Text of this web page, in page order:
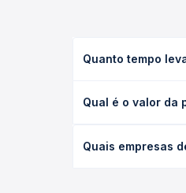
Quanto tempo
as condições de
Qual é o valor da
antecedência da
Quais empresas